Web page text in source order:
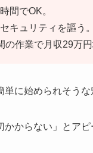
間でOK。
キュリティを謳う。
の作業で月収29万円
に始められそうな
かからない」とア